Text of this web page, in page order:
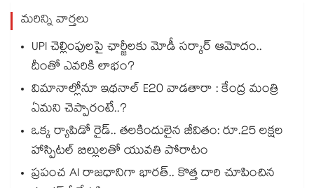
మరిన్ని వార్తలు
UPI చెల్లింపులపై ఛార్జీలకు మోడీ సర్కార్ ఆమోదం..
దీంతో ఎవరికి లాభం?
విమానాల్లోనూ ఇథనాల్ E20 వాడతారా : కేంద్ర మంత్రి
ఏమని చెప్పారంటే..?
ఒక్క ర్యాపిడో రైడ్.. తలకిందులైన జీవితం: రూ.25 లక్షల
హాస్పిటల్ బిల్లులతో యువతి పోరాటం
ప్రపంచ AI రాజధానిగా భారత్.. కొత్త దారి చూపించిన